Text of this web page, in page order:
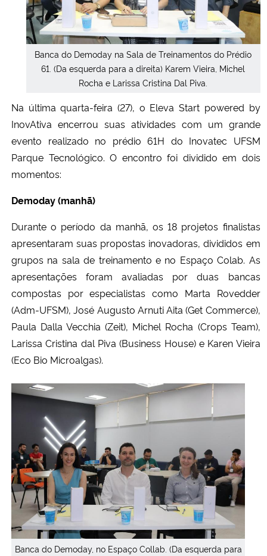
Ministério da Mulher, da Família e dos Direitos Humanos
Secretaria-Geral
Gabinete de Segurança Institucional
Advocacia-Geral da União
Banca do Demoday na Sala de Treinamentos do Prédio
61. (Da esquerda para a direita) Karem Vieira, Michel
Rocha e Larissa Cristina Dal Piva.
Na última quarta-feira (27), o Eleva Start powered by
InovAtiva encerrou suas atividades com um grande
evento realizado no prédio 61H do Inovatec UFSM
Parque Tecnológico. O encontro foi dividido em dois
momentos:
Demoday (manhã)
Durante o período da manhã, os 18 projetos finalistas
apresentaram suas propostas inovadoras, divididos em
grupos na sala de treinamento e no Espaço Colab. As
apresentações foram avaliadas por duas bancas
compostas por especialistas como Marta Rovedder
(Adm-UFSM), José Augusto Arnuti Aita (Get Commerce),
Paula Dalla Vecchia (Zeit), Michel Rocha (Crops Team),
Larissa Cristina dal Piva (Business House) e Karen Vieira
(Eco Bio Microalgas).
Banca do Demoday, no Espaço Collab. (Da esquerda para